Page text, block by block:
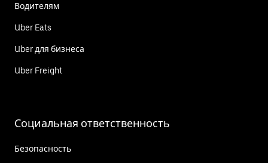
Водителям
Uber Eats
Uber для бизнеса
Uber Freight
Социальная ответственность
Безопасность